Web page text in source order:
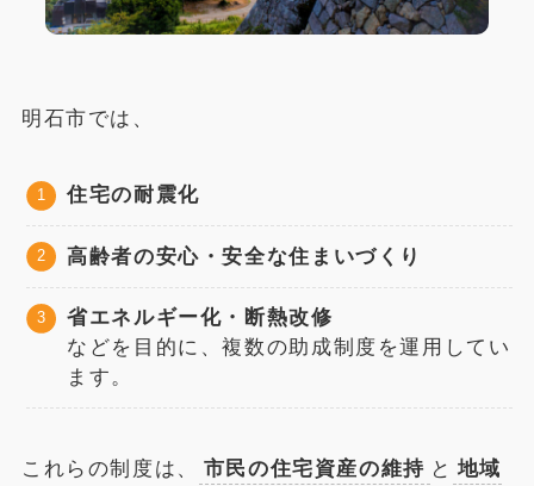
明石市では、
住宅の耐震化
高齢者の安心・安全な住まいづくり
省エネルギー化・断熱改修
などを目的に、複数の助成制度を運用してい
ます。
これらの制度は、 市民の住宅資産の維持 と 地域